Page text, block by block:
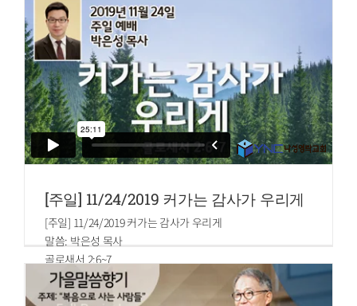
요한복음 14:27
평안을 너희에게 끼치노니 곧 나의 평안을 너희에게 주노라
내가 너희에게 주는 것은 세상이 주는 것과 같지 아니하니라
너희는 마음에 근심하지도 말고 두려워하지도 말라
[주일] 11/24/2019 커가는 감사가 우리게
[주일] 11/24/2019 커가는 감사가 우리게
말씀: 박은성 목사
골로새서 2:6~7
6.그러므로 너희가 그리스도 예수를 주로 받았으니 그 안에서
행하되